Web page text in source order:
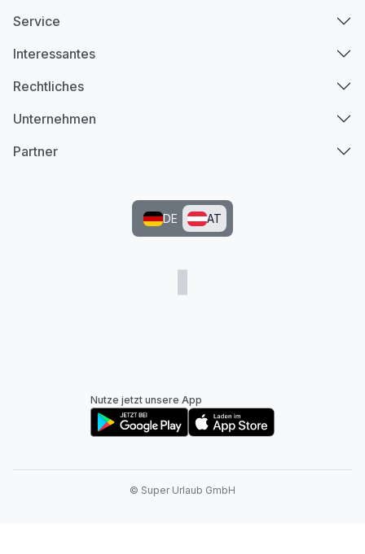
Service
Interessantes
Rechtliches
Unternehmen
Partner
DE AT
Nutze jetzt unsere App
© Super Urlaub GmbH